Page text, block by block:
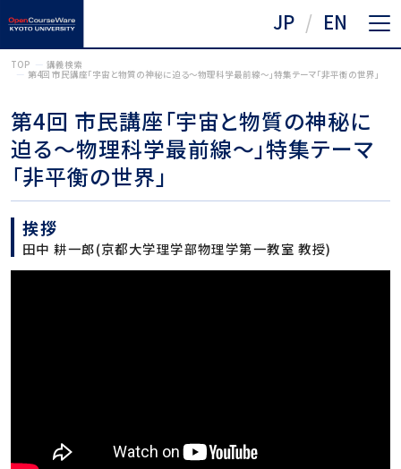
JP EN
TOP 講義検索
第4回 市民講座「宇宙と物質の神秘に迫る～物理科学最前線～」特集テーマ「非平衡の世界」
第4回 市民講座「宇宙と物質の神秘に
迫る～物理科学最前線～」特集テーマ
「非平衡の世界」
挨拶
田中 耕一郎(京都大学理学部物理学第一教室 教授)